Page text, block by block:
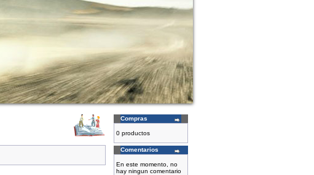
Compras
0 productos
Comentarios
En este momento, no
hay ningun comentario